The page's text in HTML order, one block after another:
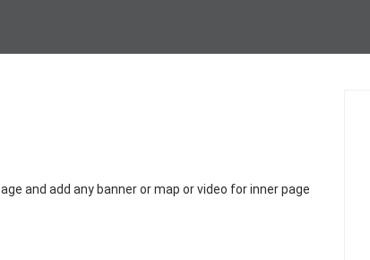
and add any banner or map or video for inner page